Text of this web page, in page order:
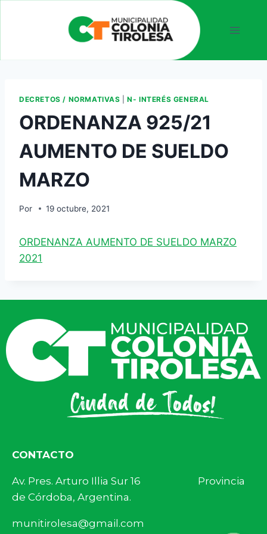
DECRETOS / NORMATIVAS |N- INTERÉS GENERAL
ORDENANZA 925/21
AUMENTO DE SUELDO
MARZO
Por 19 octubre, 2021
ORDENANZA AUMENTO DE SUELDO MARZO
2021
CONTACTO
Av. Pres. Arturo Illia Sur 16 Provincia
de Córdoba, Argentina.
munitirolesa@gmail.com